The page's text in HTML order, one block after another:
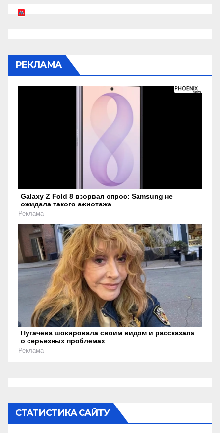
РЕКЛАМА
Galaxy Z Fold 8 взорвал спрос: Samsung не
ожидала такого ажиотажа
Реклама
Пугачева шокировала своим видом и рассказала
о серьезных проблемах
Реклама
СТАТИСТИКА САЙТУ